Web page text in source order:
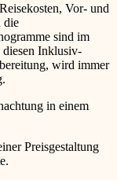
Vor- und
die
sind im
diesen Inklusiv-
wird immer
in einem
Preisgestaltung